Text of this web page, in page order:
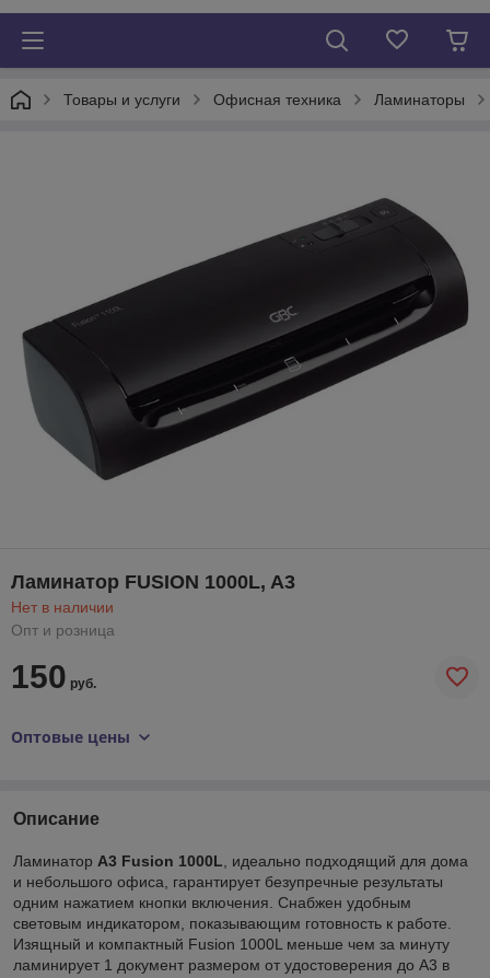
Товары и услуги Офисная техника Ламинаторы
Ламинатор FUSION 1000L, A3
Нет в наличии
Опт и розница
150 руб.
Оптовые цены
Описание
Ламинатор A3 Fusion 1000L , идеально подходящий для дома
и небольшого офиса, гарантирует безупречные результаты
одним нажатием кнопки включения. Снабжен удобным
световым индикатором, показывающим готовность к работе.
Изящный и компактный Fusion 1000L меньше чем за минуту
ламинирует 1 документ размером от удостоверения до А3 в